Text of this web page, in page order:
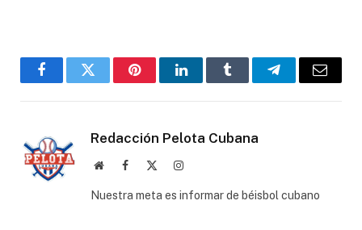
FacebookTwitter PinterestLinkedInTumblr TelegramEmail
Redacción Pelota Cubana
WebsiteFacebook Instagram
Nuestra meta es informar de béisbol cubano